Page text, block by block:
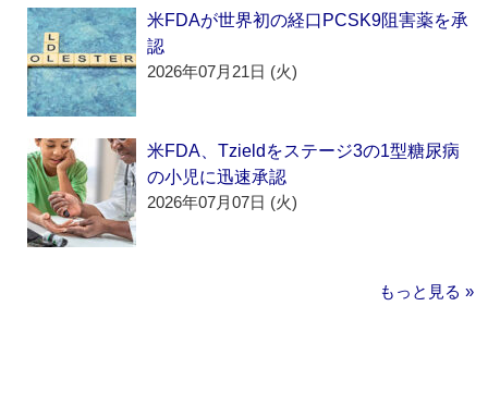
米FDAが世界初の経口PCSK9阻害薬を承
認
2026年07月21日 (火)
米FDA、Tzieldをステージ3の1型糖尿病
の小児に迅速承認
2026年07月07日 (火)
もっと見る »